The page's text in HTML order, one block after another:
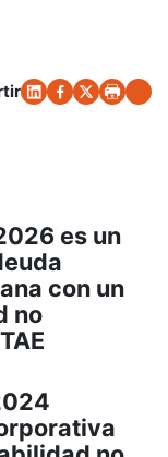
es un
con un
no